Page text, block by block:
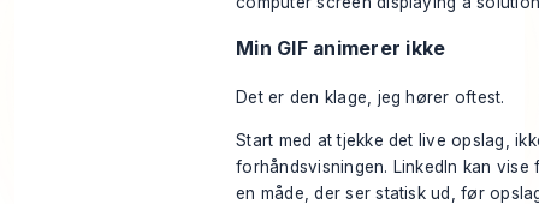
Min GIF animerer ikke
Det er den klage, jeg hører oftest.
Start med at tjekke det live opslag,
forhåndsvisningen. LinkedIn kan vise
en måde, der ser statisk ud, før